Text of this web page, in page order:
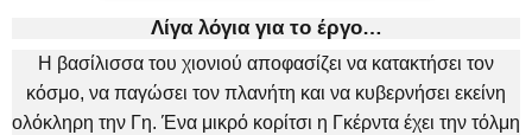
Λίγα λόγια για το έργο…
Η βασίλισσα του χιονιού αποφασίζει να κατακτήσει τον
κόσμο, να παγώσει τον πλανήτη και να κυβερνήσει εκείνη
ολόκληρη την Γη. Ένα μικρό κορίτσι η Γκέρντα έχει την τόλμη